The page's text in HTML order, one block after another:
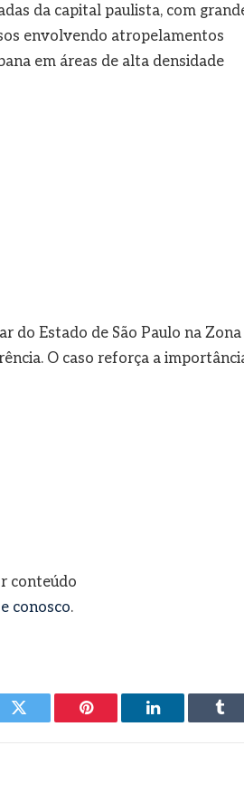
da capital paulista, com
envolvendo atropelamentos
em áreas de alta densidade
Estado de São Paulo na
O caso reforça a
conteúdo
conosco.
Twitter Pinterest LinkedIn